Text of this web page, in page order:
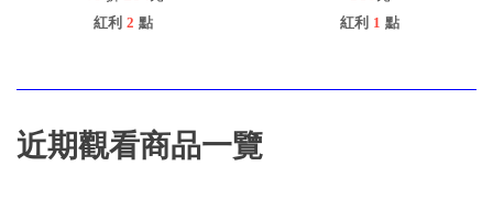
紅利 2 點
紅利 1 點
近期觀看商品一覽